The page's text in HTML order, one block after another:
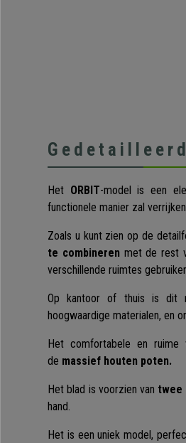
Het ORBIT-model is een
functionele manier zal
Zoals u kunt zien op de
te combinerenmet de rest
verschillende ruimtes
Op kantoor of thuis is dit
hoogwaardige materialen, en
Het comfortabele en ruime
de massief houten poten.
Het blad is voorzien van twee
hand.
Het is een uniek model,